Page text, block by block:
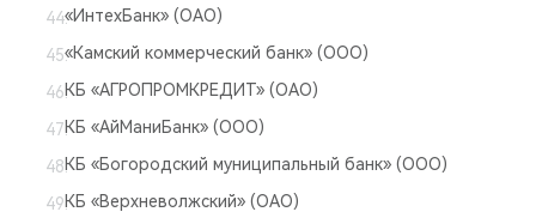
«ИнтехБанк» (ОАО)
«Камский коммерческий банк» (ООО)
КБ «АГРОПРОМКРЕДИТ» (ОАО)
КБ «АйМаниБанк» (ООО)
КБ «Богородский муниципальный банк» (ООО)
КБ «Верхневолжский» (ОАО)